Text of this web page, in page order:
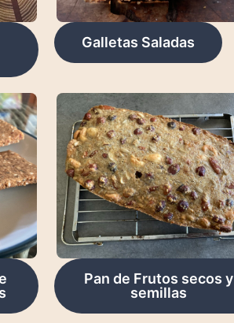
Galletas Saladas
Pan de Frutos secos y
semillas